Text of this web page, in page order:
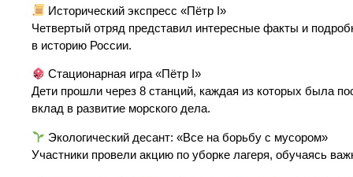
Исторический экспресс «Пётр I»
Четвертый отряд представил интересные факты и
в историю России.
Стационарная игра «Пётр I»
Дети прошли через 8 станций, каждая из которых была
вклад в развитие морского дела.
Экологический десант: «Все на борьбу с мусором»
Участники провели акцию по уборке лагеря, обучаясь